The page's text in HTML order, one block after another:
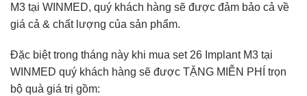
M3 tại WINMED, quý khách hàng sẽ được đảm bảo cả về
giá cả & chất lượng của sản phẩm.
Đặc biệt trong tháng này khi mua set 26 Implant M3 tại
WINMED quý khách hàng sẽ được TẶNG MIỄN PHÍ trọn
bộ quà giá trị gồm: